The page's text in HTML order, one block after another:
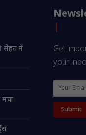
सेहत में
मचा
Get
your